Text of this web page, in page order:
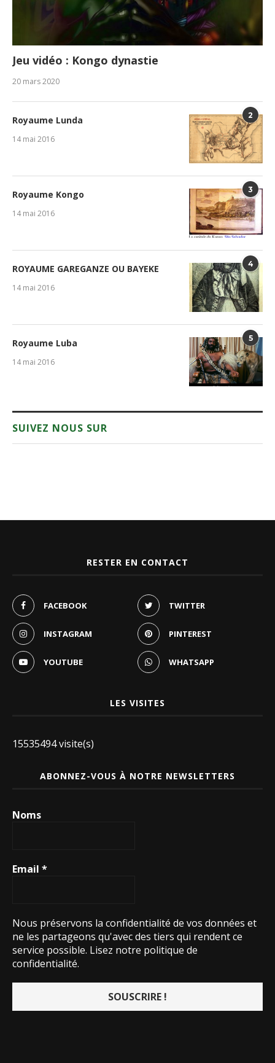
Jeu vidéo : Kongo dynastie
20 mars 2020
2
Royaume Lunda
14 mai 2016
3
Royaume Kongo
14 mai 2016
4
ROYAUME GAREGANZE OU BAYEKE
14 mai 2016
5
Royaume Luba
14 mai 2016
SUIVEZ NOUS SUR
RESTER EN CONTACT
FACEBOOK TWITTER
INSTAGRAM PINTEREST
YOUTUBE WHATSAPP
LES VISITES
15535494 visite(s)
ABONNEZ-VOUS À NOTRE NEWSLETTERS
Noms
Email *
Nous préservons la confidentialité de vos données et
ne les partageons qu'avec des tiers qui rendent ce
service possible. Lisez notre politique de
confidentialité.